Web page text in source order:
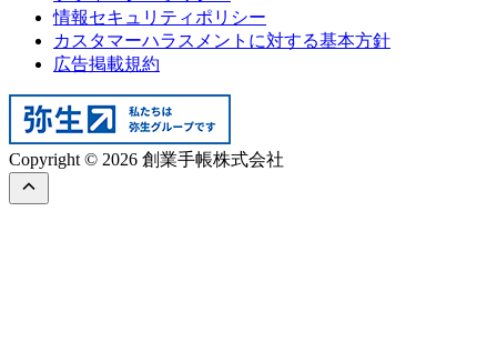
情報セキュリティポリシー
カスタマーハラスメントに対する基本方針
広告掲載規約
Copyright © 2026 創業手帳株式会社